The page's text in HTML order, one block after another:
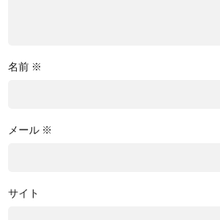
名前 ※
メール ※
サイト